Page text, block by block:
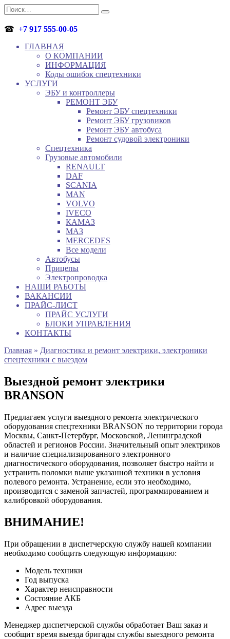
Перейти
к
содержанию
Search
for:
☎ +7 917 555-00-05
ГЛАВНАЯ
О КОМПАНИИ
ИНФОРМАЦИЯ
Коды ошибок спецтехники
УСЛУГИ
ЭБУ и контроллеры
РЕМОНТ ЭБУ
Ремонт ЭБУ спецтехники
Ремонт ЭБУ грузовиков
Ремонт ЭБУ автобуса
Ремонт судовой электроники
Спецтехника
Грузовые автомобили
RENAULT
DAF
SCANIA
MAN
VOLVO
IVECO
КАМАЗ
МАЗ
MERCEDES
Все модели
Автобусы
Прицепы
Электропроводка
НАШИ РАБОТЫ
ВАКАНСИИ
ПРАЙС-ЛИСТ
ПРАЙС УСЛУГИ
БЛОКИ УПРАВЛЕНИЯ
КОНТАКТЫ
Главная » Диагностика и ремонт электрики, электроники
спецтехники с выездом
Выездной ремонт электрики
BRANSON
Предлагаем услуги выездного ремонта электрического
оборудования спецтехники BRANSON по территории города
Москвы, Санкт-Петербург, Московской, Ленинградской
областей и регионов России. Значительный опыт электриков
и наличие специализированного электронного
диагностического оборудования, позволяет быстро найти и
устранить поломки выше указанной техники в условия
полевого ремонта. Устранение, если это необходимо,
производится с заменой запчастей, программированием и
калибровкой оборудования.
ВНИМАНИЕ!
При обращении в диспетчерскую службу нашей компании
необходимо сообщить следующую информацию:
Модель техники
Год выпуска
Характер неисправности
Состояние АКБ
Адрес выезда
Менеджер диспетчерской службы обработает Ваш заказ и
сообщит время выезда бригады службы выездного ремонта